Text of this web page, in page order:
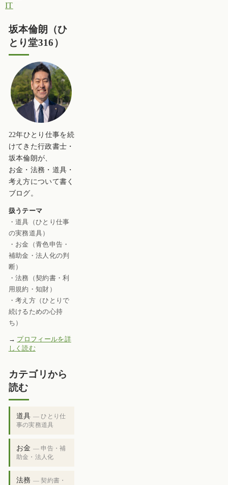
IT
坂本倫朗（ひ
とり堂316）
22年ひとり仕事を続
けてきた行政書士・
坂本倫朗が、
お金・法務・道具・
考え方について書く
ブログ。
扱うテーマ
・道具（ひとり仕事
の実務道具）
・お金（青色申告・
補助金・法人化の判
断）
・法務（契約書・利
用規約・知財）
・考え方（ひとりで
続けるための心持
ち）
→ プロフィールを詳
しく読む
カテゴリから
読む
道具 — ひとり仕
事の実務道具
お金 — 申告・補
助金・法人化
法務 — 契約書・